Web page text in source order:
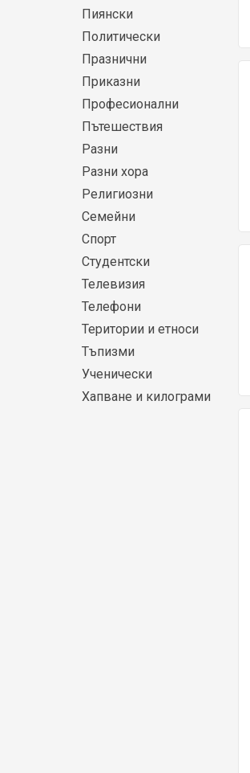
Пиянски
Политически
Празнични
Приказни
Професионални
Пътешествия
Разни
Разни хора
Религиозни
Семейни
Спорт
Студентски
Телевизия
Телефони
Територии и етноси
Тъпизми
Ученически
Хапване и килограми